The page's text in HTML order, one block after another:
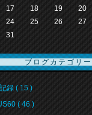
17 18 19 20
24 25 26 27
31
ブログカテゴリー
録 ( 15 )
( 46 )